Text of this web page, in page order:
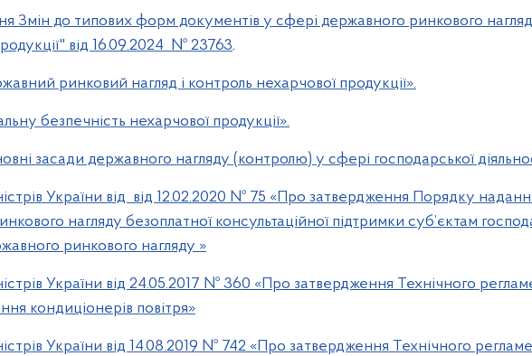
Змін до типових форм документів у сфері державного ринкового
від 16.09.2024 № 23763.
ринковий нагляд і контроль нехарчової продукції».
безпечність нехарчової продукції».
засади державного нагляду (контролю) у сфері господарської
України від від 12.02.2020 № 75 «Про затвердження Порядку
нагляду безоплатної консультаційної підтримки суб’єктам
ринкового нагляду »
України від 24.05.2017 № 360 «Про затвердження Технічного
кондиціонерів повітря»
України від 14.08.2019 № 742 «Про затвердження Технічного